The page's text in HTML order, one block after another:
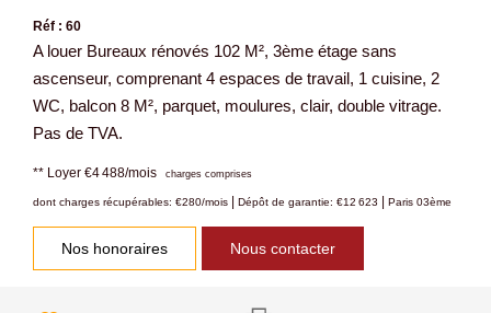
CONTACT
Réf : 60
A louer Bureaux rénovés 102 M², 3ème étage sans
ascenseur, comprenant 4 espaces de travail, 1 cuisine, 2
WC, balcon 8 M², parquet, moulures, clair, double vitrage.
Pas de TVA.
** Loyer €4 488/mois charges comprises
dont charges récupérables: €280/mois | Dépôt de garantie: €12 623 | Paris 03ème
Nos honoraires Nous contacter